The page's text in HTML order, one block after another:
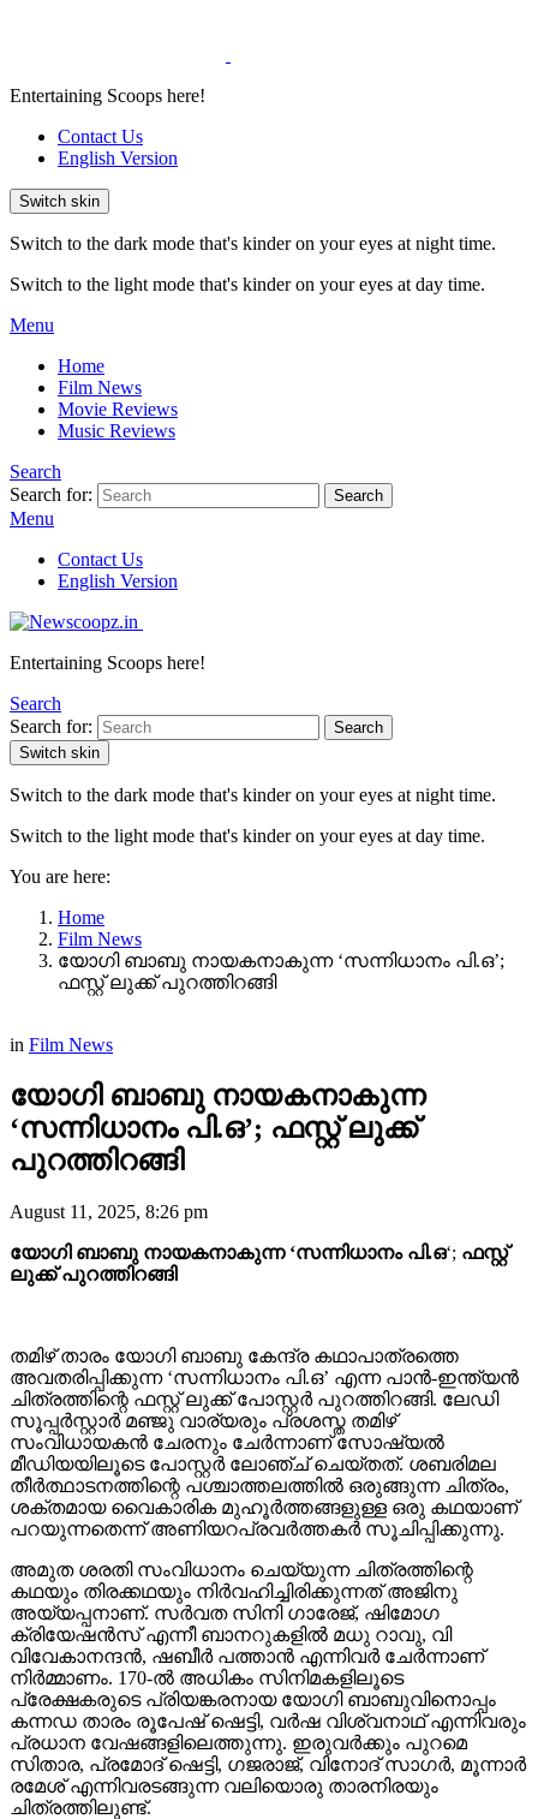
Entertaining Scoops here!
Contact Us
English Version
Switch skin
Switch to the dark mode that's kinder on your eyes at night time.
Switch to the light mode that's kinder on your eyes at day time.
Menu
Home
Film News
Movie Reviews
Music Reviews
Search
Search for:
Search
Menu
Contact Us
English Version
Entertaining Scoops here!
Search
Search for:
Search
Switch skin
Switch to the dark mode that's kinder on your eyes at night time.
Switch to the light mode that's kinder on your eyes at day time.
You are here:
Home
Film News
യോഗി ബാബു നായകനാകുന്ന ‘സന്നിധാനം പി.ഒ’;
ഫസ്റ്റ് ലുക്ക് പുറത്തിറങ്ങി
in Film News
യോഗി ബാബു നായകനാകുന്ന
‘സന്നിധാനം പി.ഒ’; ഫസ്റ്റ് ലുക്ക്
പുറത്തിറങ്ങി
August 11, 2025, 8:26 pm
യോഗി ബാബു നായകനാകുന്ന ‘സന്നിധാനം പി.ഒ‘; ഫസ്റ്റ്
ലുക്ക് പുറത്തിറങ്ങി
തമിഴ് താരം യോഗി ബാബു കേന്ദ്ര കഥാപാത്രത്തെ
അവതരിപ്പിക്കുന്ന ‘സന്നിധാനം പി.ഒ’ എന്ന പാൻ-ഇന്ത്യൻ
ചിത്രത്തിന്റെ ഫസ്റ്റ് ലുക്ക് പോസ്റ്റർ പുറത്തിറങ്ങി. ലേഡി
സൂപ്പർസ്റ്റാർ മഞ്ജു വാര്യരും പ്രശസ്ത തമിഴ്
സംവിധായകൻ ചേരനും ചേർന്നാണ് സോഷ്യൽ
മീഡിയയിലൂടെ പോസ്റ്റർ ലോഞ്ച് ചെയ്തത്. ശബരിമല
തീർത്ഥാടനത്തിന്റെ പശ്ചാത്തലത്തിൽ ഒരുങ്ങുന്ന ചിത്രം,
ശക്തമായ വൈകാരിക മുഹൂർത്തങ്ങളുള്ള ഒരു കഥയാണ്
പറയുന്നതെന്ന് അണിയറപ്രവർത്തകർ സൂചിപ്പിക്കുന്നു.
അമുത ശരതി സംവിധാനം ചെയ്യുന്ന ചിത്രത്തിന്റെ
കഥയും തിരക്കഥയും നിർവഹിച്ചിരിക്കുന്നത് അജിനു
അയ്യപ്പനാണ്. സർവത സിനി ഗാരേജ്, ഷിമോഗ
ക്രിയേഷൻസ് എന്നീ ബാനറുകളിൽ മധു റാവു, വി
വിവേകാനന്ദൻ, ഷബീർ പത്താൻ എന്നിവർ ചേർന്നാണ്
നിർമ്മാണം. 170-ൽ അധികം സിനിമകളിലൂടെ
പ്രേക്ഷകരുടെ പ്രിയങ്കരനായ യോഗി ബാബുവിനൊപ്പം
കന്നഡ താരം രൂപേഷ് ഷെട്ടി, വർഷ വിശ്വനാഥ് എന്നിവരും
പ്രധാന വേഷങ്ങളിലെത്തുന്നു. ഇരുവർക്കും പുറമെ
സിതാര, പ്രമോദ് ഷെട്ടി, ഗജരാജ്, വിനോദ് സാഗർ, മൂന്നാർ
രമേശ് എന്നിവരടങ്ങുന്ന വലിയൊരു താരനിരയും
ചിത്രത്തിലുണ്ട്.